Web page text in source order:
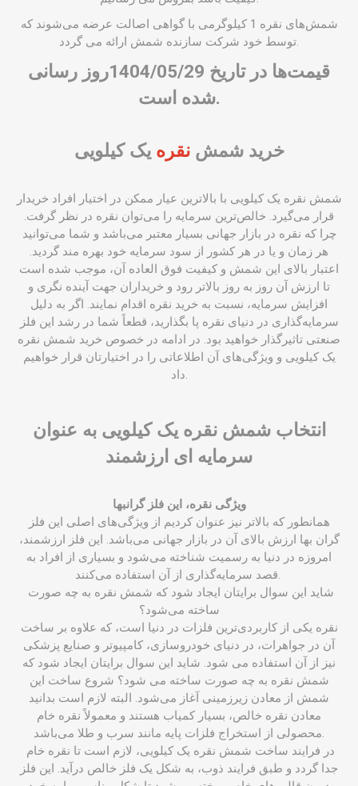
شمش‌های نقره 1 کیلوگرمی با گواهی‌ اصالت عرضه می‌شوند که
قیمت‌ها در تاریخ 1404/05/29روز رسانی
شده است.
خرید شمشنقرهیک کیلویی
شمش نقره یک کیلویی با بالاترین عیار ممکن در اختیار افراد خریدار
قرار می‌گیرد. خالص‌ترین سرمایه را می‌توان نقره در نظر گرفت.
چرا که نقره در بازار جهانی بسیار معتبر می‌باشد و شما می‌توانید
هر زمان و یا در هر کشور از سود سرمایه خود بهره‌ مند گردید.
اعتبار بالای این شمش و کیفیت فوق العاده آن، موجب شده است
تا ارزش آن روز به روز بالاتر رود و خریداران جهت آینده نگری و
افزایش سرمایه، نسبت به خرید نقره اقدام نمایند. اگر به دلیل
سرمایه‌گذاری در دنیای نقره پا بگذارید، قطعاً شما در رشد این فلز
صنعتی تاثیرگذار خواهید بود. در ادامه در خصوص خرید شمش نقره
یک کیلویی و ویژگی‌های آن اطلاعاتی را در اختیارتان قرار خواهیم
انتخاب شمش نقره یک کیلویی به عنوان
سرمایه ای ارزشمند
ویژگی نقره، این فلز گرانبها
همانطور که بالاتر نیز عنوان کردیم از ویژگی‌های اصلی این فلز
گران بها ارزش بالای آن در بازار جهانی می‌باشد. این فلز ارزشمند،
امروزه در دنیا به رسمیت شناخته می‌شود و بسیاری از افراد به
ساخته می‌شود؟
نقره یکی از کاربردی‌ترین فلزات در دنیا است، که علاوه بر ساخت
آن در جواهرات، در دنیای خودروسازی، کامپیوتر و صنایع پزشکی
نیز از آن استفاده می‌ شود. شاید این سوال برایتان ایجاد شود که
شمش نقره به چه صورت ساخته می ‌شود؟ شروع ساخت این
شمش از معادن زیرزمینی آغاز می‌شود. البته لازم است بدانید
معادن نقره خالص، بسیار کمیاب هستند و معمولاً نقره خام
جدا گردد و طبق فرایند ذوب، به شکل یک فلز خالص درآید. این فلز